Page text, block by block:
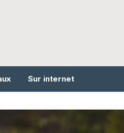
Sur internet